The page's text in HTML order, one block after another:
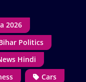
2026
Politics
Hindi
Cars